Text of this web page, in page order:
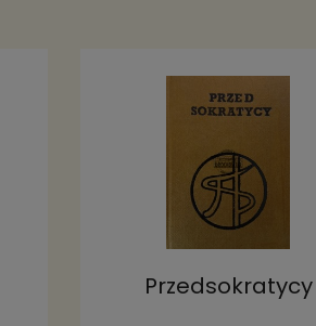
Przedsokratycy